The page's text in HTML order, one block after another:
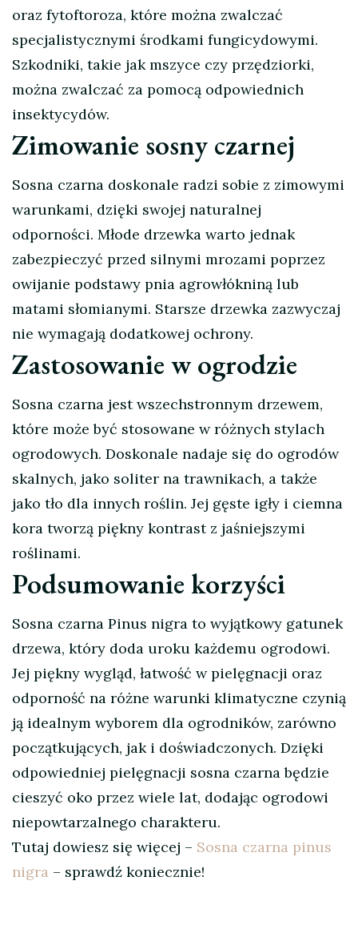
oraz fytoftoroza, które można zwalczać
specjalistycznymi środkami fungicydowymi.
Szkodniki, takie jak mszyce czy przędziorki,
można zwalczać za pomocą odpowiednich
insektycydów.
Zimowanie sosny czarnej
Sosna czarna doskonale radzi sobie z zimowymi
warunkami, dzięki swojej naturalnej
odporności. Młode drzewka warto jednak
zabezpieczyć przed silnymi mrozami poprzez
owijanie podstawy pnia agrowłókniną lub
matami słomianymi. Starsze drzewka zazwyczaj
nie wymagają dodatkowej ochrony.
Zastosowanie w ogrodzie
Sosna czarna jest wszechstronnym drzewem,
które może być stosowane w różnych stylach
ogrodowych. Doskonale nadaje się do ogrodów
skalnych, jako soliter na trawnikach, a także
jako tło dla innych roślin. Jej gęste igły i ciemna
kora tworzą piękny kontrast z jaśniejszymi
roślinami.
Podsumowanie korzyści
Sosna czarna Pinus nigra to wyjątkowy gatunek
drzewa, który doda uroku każdemu ogrodowi.
Jej piękny wygląd, łatwość w pielęgnacji oraz
odporność na różne warunki klimatyczne czynią
ją idealnym wyborem dla ogrodników, zarówno
początkujących, jak i doświadczonych. Dzięki
odpowiedniej pielęgnacji sosna czarna będzie
cieszyć oko przez wiele lat, dodając ogrodowi
niepowtarzalnego charakteru.
Tutaj dowiesz się więcej – Sosna czarna pinus
nigra – sprawdź koniecznie!